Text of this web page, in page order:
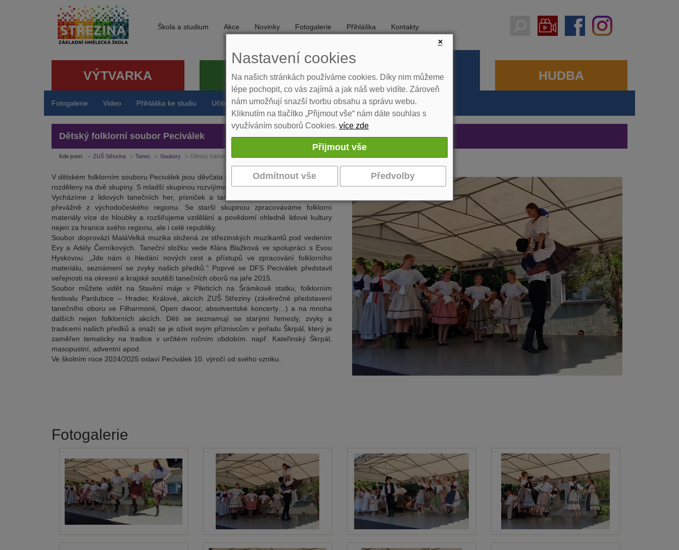
Škola a studium Akce Novinky Fotogalerie Přihláška Kontakty
VÝTVARKA DIVADLO
Fotogalerie Video Přihláška ke studiu Učitelé Akce Soubory
HUDBA
Dětský folklorní soubor Peciválek
Kde jsem: ZUŠ Střezina Tanec Soubory Dětský folklorní soubor Peciválek
V dětském folklorním souboru Peciválek jsou děvčata a chlapci od 4 do 18 let. Děti jsou
rozděleny na dvě skupiny. S mladší skupinou rozvíjíme dětskou spontánnost a tvořivost.
Vycházíme z lidových tanečních her, písniček a tanečních i hudebních improvizací
převážně z východočeského regionu. Se starší skupinou zpracováváme folklorní
materiály více do hloubky a rozšiřujeme vzdělání a povědomí ohledně lidové kultury
nejen za hranice svého regionu, ale i celé republiky.
Soubor doprovází MaláVelká muzika složená ze střezinských muzikantů pod vedením
Evy a Adély Černíkových. Taneční složku vede Klára Blažková ve spolupráci s Evou
Hyskovou. „Jde nám o hledání nových cest a přístupů ve zpracování folklorního
materiálu, seznámení se zvyky našich předků.“ Poprvé se DFS Peciválek představil
veřejnosti na okresní a krajské soutěži tanečních oborů na jaře 2015.
Soubor můžete vidět na Stavění máje v Pileticích na Šrámkově statku, folklorním
festivalu Pardubice – Hradec Králové, akcích ZUŠ Střeziny (závěrečné představení
tanečního oboru ve Filharmonii, Open dwoor, absolventské koncerty…) a na mnoha
dalších nejen folklorních akcích. Děti se seznamují se starými řemesly, zvyky a
tradicemi našich předků a snaží se je oživit svým příznivcům v pořadu Škrpál, který je
zaměřen tematicky na tradice v určitém ročním obdobím. např. Kateřinský Škrpál,
masopustní, adventní apod.
Ve školním roce 2024/2025 oslaví Peciválek 10. výročí od svého vzniku.
Fotogalerie
×
Nastavení cookies
Na našich stránkách používáme cookies. Díky nim můžeme
lépe pochopit, co vás zajímá a jak náš web vidíte. Zároveň
nám umožňují snazší tvorbu obsahu a správu webu.
Kliknutím na tlačítko „Přijmout vše“ nám dáte souhlas s
využíváním souborů Cookies. více zde